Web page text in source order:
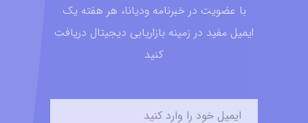
با عضویت در خبرنامه ودیانا، هر هفته یک
ایمیل مفید در زمینه بازاریابی دیجیتال دریافت
کنید